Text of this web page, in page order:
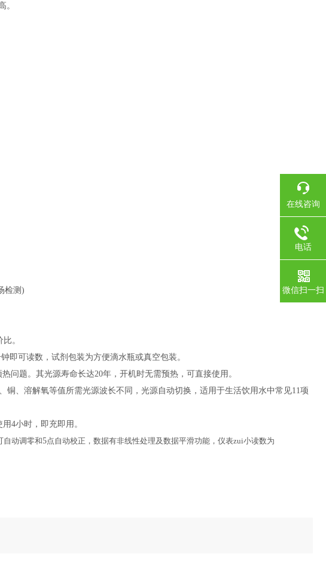
。
检测)
。
即可读数，试剂包装为方便滴水瓶或真空包装。
问题。其光源寿命长达20年，开机时无需预热，可直接使用。
、溶解氧等值所需光源波长不同，光源自动切换，适用于生活饮用水中常见11项
用4小时，即充即用。
自动调零和5点自动校正，数据有非线性处理及数据平滑功能，仪表zui小读数为
在线咨询
电话
微信扫一扫